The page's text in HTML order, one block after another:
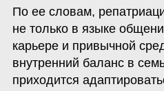
По ее словам,
не только в языке
карьере и привычной
внутренний баланс в
приходится